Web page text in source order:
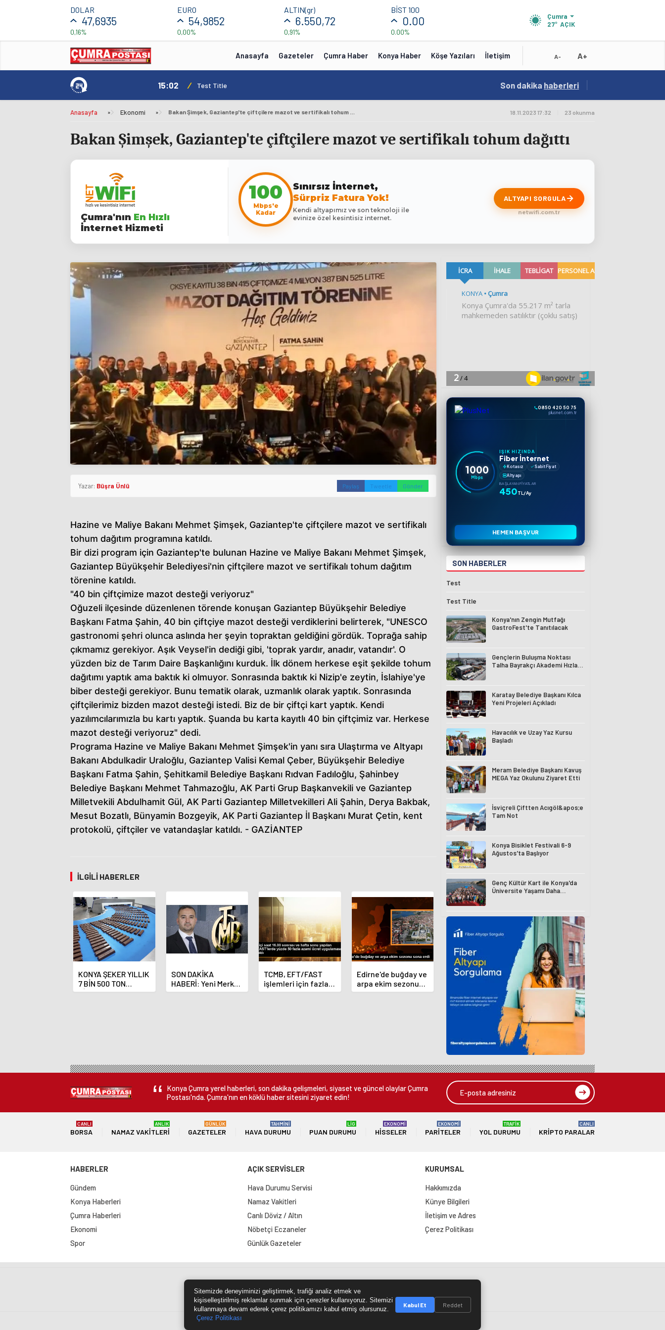
DOLAR
47,6935
0,16%
EURO
54,9852
0,00%
ALTIN(gr)
6.550,72
0,91%
BİST 100
0.00
0.00%
Çumra
27° AÇIK
Anasayfa Gazeteler Çumra Haber Konya Haber Köşe Yazıları İletişim A- A+
15:02 / Test Title 19:01 / Konya'nın Zengin Mutfağı GastroFest'te
Son dakika haberleri
Anasayfa » Ekonomi » Bakan Şimşek, Gaziantep'te çiftçilere mazot ve sertifikalı tohum dağıttı 18.11.2023 17:32 23 okunma
Bakan Şimşek, Gaziantep'te çiftçilere mazot ve sertifikalı tohum dağıttı
Çumra'nın En Hızlı
İnternet Hizmeti
100
Mbps'e
Kadar
Sınırsız İnternet,
Sürpriz Fatura Yok!
Kendi altyapımız ve son teknoloji ile
evinize özel kesintisiz internet.
ALTYAPI SORGULA
netwifi.com.tr
Yazar: Büşra Ünlü Paylaş Tweetle Gönder
Hazine ve Maliye Bakanı Mehmet Şimşek, Gaziantep'te çiftçilere mazot ve sertifikalı
tohum dağıtım programına katıldı.
Bir dizi program için Gaziantep'te bulunan Hazine ve Maliye Bakanı Mehmet Şimşek,
Gaziantep Büyükşehir Belediyesi'nin çiftçilere mazot ve sertifikalı tohum dağıtım
törenine katıldı.
"40 bin çiftçimize mazot desteği veriyoruz"
Oğuzeli ilçesinde düzenlenen törende konuşan Gaziantep Büyükşehir Belediye
Başkanı Fatma Şahin, 40 bin çiftçiye mazot desteği verdiklerini belirterek, "UNESCO
gastronomi şehri olunca aslında her şeyin topraktan geldiğini gördük. Toprağa sahip
çıkmamız gerekiyor. Aşık Veysel'in dediği gibi, 'toprak yardır, anadır, vatandır'. O
yüzden biz de Tarım Daire Başkanlığını kurduk. İlk dönem herkese eşit şekilde tohum
dağıtımı yaptık ama baktık ki olmuyor. Sonrasında baktık ki Nizip'e zeytin, İslahiye'ye
biber desteği gerekiyor. Bunu tematik olarak, uzmanlık olarak yaptık. Sonrasında
çiftçilerimiz bizden mazot desteği istedi. Biz de bir çiftçi kart yaptık. Kendi
yazılımcılarımızla bu kartı yaptık. Şuanda bu karta kayıtlı 40 bin çiftçimiz var. Herkese
mazot desteği veriyoruz" dedi.
Programa Hazine ve Maliye Bakanı Mehmet Şimşek'in yanı sıra Ulaştırma ve Altyapı
Bakanı Abdulkadir Uraloğlu, Gaziantep Valisi Kemal Çeber, Büyükşehir Belediye
Başkanı Fatma Şahin, Şehitkamil Belediye Başkanı Rıdvan Fadıloğlu, Şahinbey
Belediye Başkanı Mehmet Tahmazoğlu, AK Parti Grup Başkanvekili ve Gaziantep
Milletvekili Abdulhamit Gül, AK Parti Gaziantep Milletvekilleri Ali Şahin, Derya Bakbak,
Mesut Bozatlı, Bünyamin Bozgeyik, AK Parti Gaziantep İl Başkanı Murat Çetin, kent
protokolü, çiftçiler ve vatandaşlar katıldı. - GAZİANTEP
İLGILI HABERLER
KONYA ŞEKER YILLIK
7 BİN 500 TON
ÇİKOLATALI ÜRÜN
SON DAKİKA
HABERİ: Yeni Merkez
Bankası Başkanı
TCMB, EFT/FAST
işlemleri için fazla
ücret uygulamasını
Edirne'de buğday ve
arpa ekim sezonu
sona erdi
0850 420 50 75
plusnet.com.tr
1000
Mbps
IŞIK HIZINDA
Fiber İnternet
Kotasız
Sabit Fiyat
Altyapı
BAŞLAYAN FIYATLAR
450TL/Ay
HEMEN BAŞVUR
SON HABERLER
Test
Test Title
Konya'nın Zengin Mutfağı
GastroFest'te Tanıtılacak
Gençlerin Buluşma Noktası
Talha Bayrakçı Akademi Hızla
Karatay Belediye Başkanı Kılca
Yeni Projeleri Açıkladı
Havacılık ve Uzay Yaz Kursu
Başladı
Meram Belediye Başkanı Kavuş
MEGA Yaz Okulunu Ziyaret Etti
İsviçreli Çiftten Acıgöl&apos;e
Tam Not
Konya Bisiklet Festivali 6-9
Ağustos'ta Başlıyor
Genç Kültür Kart ile Konya'da
Üniversite Yaşamı Daha
Konya Çumra yerel haberleri, son dakika gelişmeleri, siyaset ve güncel olaylar Çumra
Postası'nda. Çumra'nın en köklü haber sitesini ziyaret edin!
BORSA
CANLI
NAMAZ VAKITLERI
ANLIK
GAZETELER
GÜNLÜK
HAVA DURUMU
TAHMİNİ
PUAN DURUMU
LİG
HISSELER
EKONOMİ
PARITELER
EKONOMİ
YOL DURUMU
TRAFİK
KRIPTO PARALAR
CANLI
HABERLER
Gündem
Konya Haberleri
Çumra Haberleri
Ekonomi
Spor
AÇIK SERVİSLER
Hava Durumu Servisi
Namaz Vakitleri
Canlı Döviz / Altın
Nöbetçi Eczaneler
Günlük Gazeteler
KURUMSAL
Hakkımızda
Künye Bilgileri
İletişim ve Adres
Çerez Politikası
Site Haritası RSS Kaynağı Çumra Postası
Sitemizde deneyiminizi geliştirmek, trafiği analiz etmek ve
kişiselleştirilmiş reklamlar sunmak için çerezler kullanıyoruz. Sitemizi
kullanmaya devam ederek çerez politikamızı kabul etmiş olursunuz.
Çerez Politikası
Kabul Et Reddet